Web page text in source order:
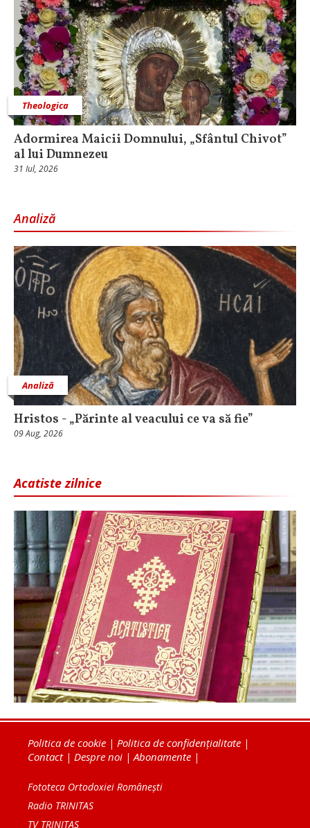
Theologica
Adormirea Maicii Domnului, „Sfântul Chivot”
al lui Dumnezeu
31 Iul, 2026
Analiză
Analiză
Hristos - „Părinte al veacului ce va să fie”
09 Aug, 2026
Acatiste zilnice
Politica de cookie | Politica de confidențialitate |
Contact| Despre noi | Abonamente |
Fototeca Ortodoxiei Românești
Radio TRINITAS
TV TRINITAS